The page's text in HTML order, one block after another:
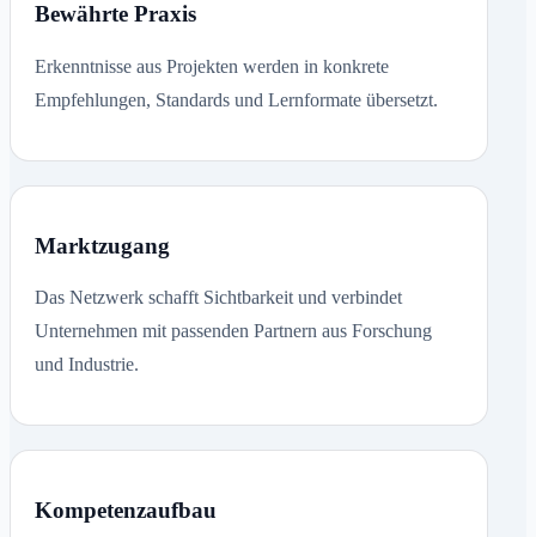
Bewährte Praxis
Erkenntnisse aus Projekten werden in konkrete
Empfehlungen, Standards und Lernformate übersetzt.
Marktzugang
Das Netzwerk schafft Sichtbarkeit und verbindet
Unternehmen mit passenden Partnern aus Forschung
und Industrie.
Kompetenzaufbau